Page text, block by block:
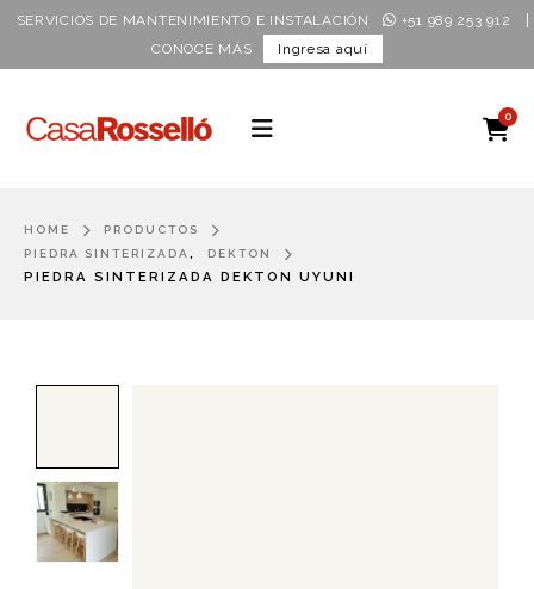
SERVICIOS DE MANTENIMIENTO E INSTALACIÓN +51 989 253 912
CONOCE MÁS Ingresa aquí
0
HOME
PRODUCTOS
PIEDRA SINTERIZADA , DEKTON
PIEDRA SINTERIZADA DEKTON UYUNI